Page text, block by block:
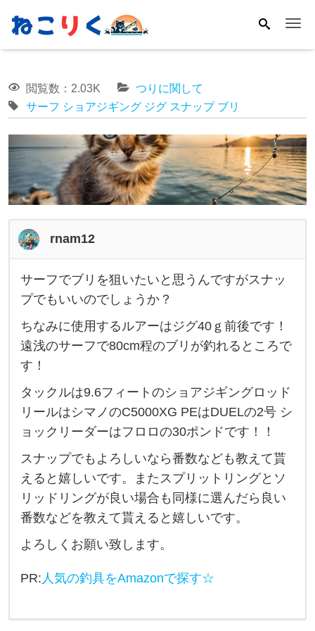
閲覧数：2.03K
つりに関して
サーフ ショアジギング ジグ スナップ ブリ
rnam12
サ
フ
で
ブ
リ
を
狙
い
た
い
と
思
ん
サーフでブリを狙いたいと思うんですがスナッ
プでもいいのでしょうか？
ちなみに使用するルアーはジグ40ｇ前後です！
遠浅のサーフで80cm程のブリが釣れるところで
す！
タックルは9.6フィートのショアジギングロッド
リールはシマノのC5000XG PEはDUELの2号 シ
ョックリーダーはフロロの30ポンドです！！
スナップでもよろしいなら番数なども教えて貰
えると嬉しいです。またスプリットリングとソ
リッドリングが良い場合も同様に選んだら良い
番数などを教えて貰えると嬉しいです。
よろしくお願い致します。
PR: 人気の釣具をAmazonで探す☆